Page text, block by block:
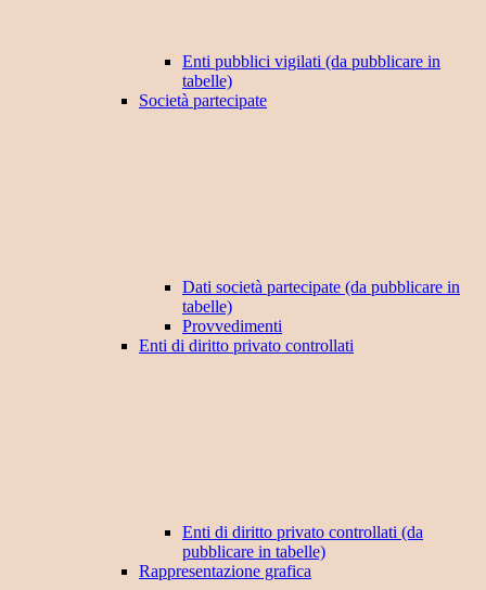
Enti pubblici vigilati (da pubblicare in
tabelle)
Società partecipate
Dati società partecipate (da pubblicare in
tabelle)
Provvedimenti
Enti di diritto privato controllati
Enti di diritto privato controllati (da
pubblicare in tabelle)
Rappresentazione grafica